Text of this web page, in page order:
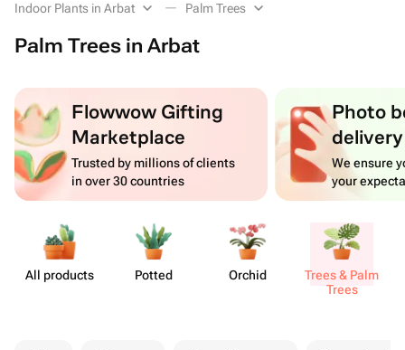
Indoor Plants in Arbat Palm Trees
Palm Trees in Arbat
Flowwow Gifting
Marketplace
Trusted by millions of clients
in over 30 countries
Photo
delivery
We ensure
your
All products Potted Orchid
Trees & Palm
Trees